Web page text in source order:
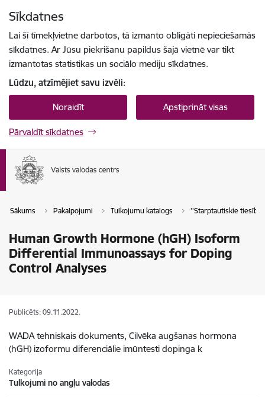
Sīkdatnes
Lai šī tīmekļvietne darbotos, tā izmanto obligāti nepieciešamās
sīkdatnes. Ar Jūsu piekrišanu papildus šajā vietnē var tikt
izmantotas statistikas un sociālo mediju sīkdatnes.
Lūdzu, atzīmējiet savu izvēli:
Noraidīt Apstiprināt visas
Pārvaldīt sīkdatnes
Sākums Pakalpojumi Tulkojumu katalogs ''Starptautiskie tiesību
Human Growth Hormone (hGH) Isoform
Differential Immunoassays for Doping
Control Analyses
Publicēts: 09.11.2022.
WADA tehniskais dokuments, Cilvēka augšanas hormona
(hGH) izoformu diferenciālie imūntesti dopinga k
Kategorija
Tulkojumi no angļu valodas